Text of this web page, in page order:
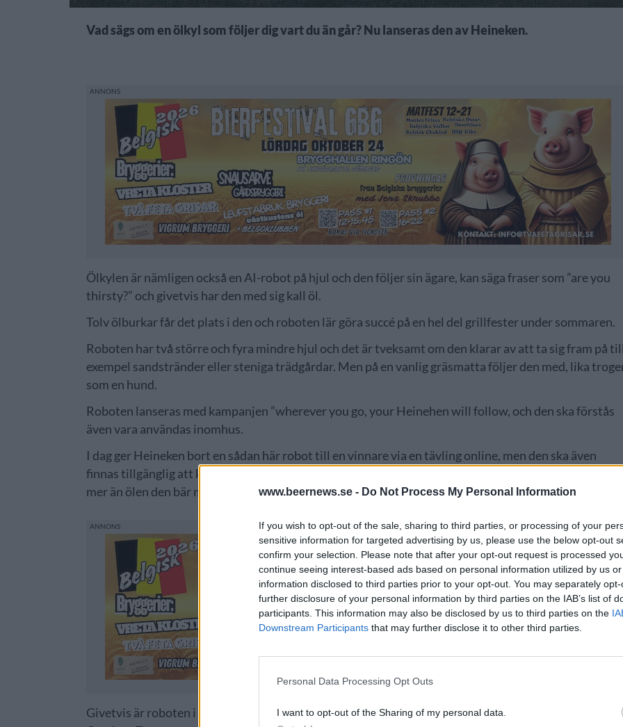
www.beernews.se - Do Not Process My Personal Information
If you wish to opt-out of the sale, sharing to third parties, or processing of your
sensitive information for targeted advertising by us, please use the below opt-out
confirm your selection. Please note that after your opt-out request is processed
continue seeing interest-based ads based on personal information utilized by us
information disclosed to third parties prior to your opt-out. You may separately
further disclosure of your personal information by third parties on the IAB’s list of
participants. This information may also be disclosed by us to third parties on the
Downstream Participants that may further disclose it to other third parties.
Personal Data Processing Opt Outs
I want to opt-out of the Sharing of my personal data.
Vad sägs om en ölkyl som följer dig vart du än går? Nu lanseras den av Heineken.
Ölkylen är nämligen också en AI-robot på hjul och den följer sin ägare, kan säga fraser som ”are you
thirsty?” och givetvis har den med sig kall öl.
Tolv ölburkar får det plats i den och roboten lär göra succé på en hel del grillfester under sommaren.
Roboten har två större och fyra mindre hjul och det är tveksamt om den klarar av att ta sig fram på
exempel sandstränder eller steniga trädgårdar. Men på en vanlig gräsmatta följer den med, lika
som en hund.
Roboten lanseras med kampanjen ”wherever you go, your Heinehen will follow, och den ska förstås
även vara användas inomhus.
I dag ger Heineken bort en sådan här robot till en vinnare via en tävling online, men den ska även
finnas tillgänglig att köpa. Någon prisuppgift finns det inte för roboten, men den lär kosta en hel del
mer än ölen den bär med sig i alla fall.
Givetvis är roboten i Heinekens gröna färger och den har fått namnet B.O.T, som står för Beer